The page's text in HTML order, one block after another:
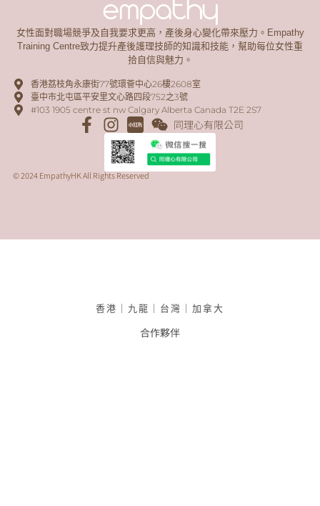
女性面對職場競爭及自我要求更高，產後身心變化帶來壓力。Empathy
Training Centre致力提升產後護理技師的知識和技能，幫助每位女性重
拾自信與魅力。
香港荔枝角永康街77號環薈中心26樓2608室
臺中市北屯區平安里文心路四段752之3號
#103 1905 centre st nw Calgary Alberta Canada T2E 2S7
同理心有限公司
© 2024 EmpathyHK All Rights Reserved
香港｜九龍｜台灣｜加拿大
合作夥伴